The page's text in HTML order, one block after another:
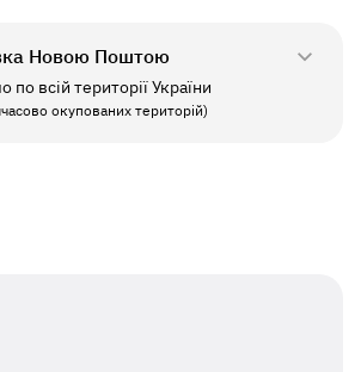
- 19:00
Новою Поштою
по всій території України
окупованих територій)